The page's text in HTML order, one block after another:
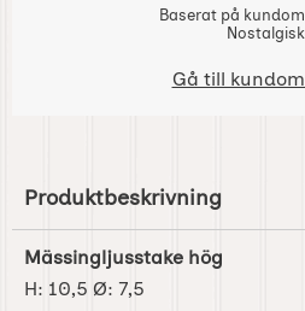
Baserat på
Gå till
Produktbeskrivning
Mässingljusstake hög
H: 10,5 Ø: 7,5